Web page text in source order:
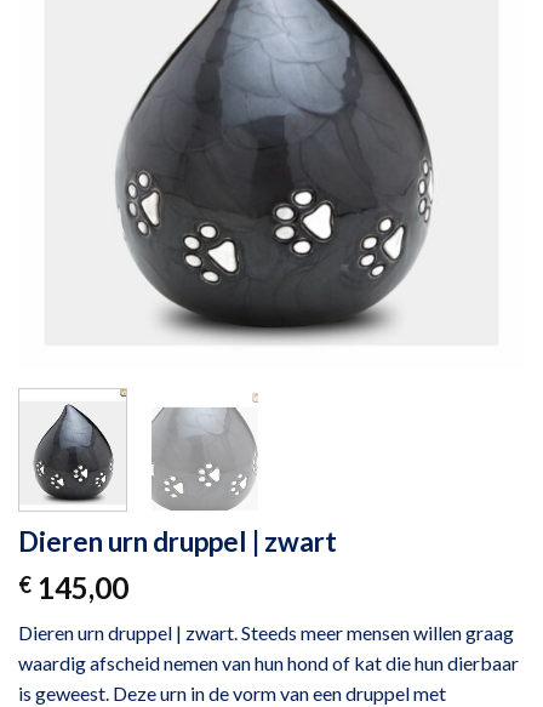
Dieren urn druppel | zwart
€ 145,00
Dieren urn druppel | zwart. Steeds meer mensen willen graag
waardig afscheid nemen van hun hond of kat die hun dierbaar
is geweest. Deze urn in de vorm van een druppel met